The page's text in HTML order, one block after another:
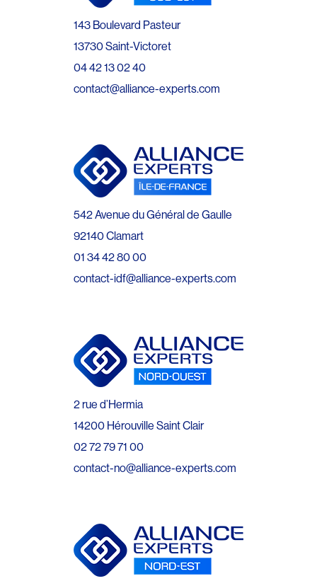
143 Boulevard Pasteur
13730 Saint-Victoret
04 42 13 02 40
contact@alliance-experts.com
542 Avenue du Général de Gaulle
92140 Clamart
01 34 42 80 00
contact-idf@alliance-experts.com
2 rue d’Hermia
14200 Hérouville Saint Clair
02 72 79 71 00
contact-no@alliance-experts.com